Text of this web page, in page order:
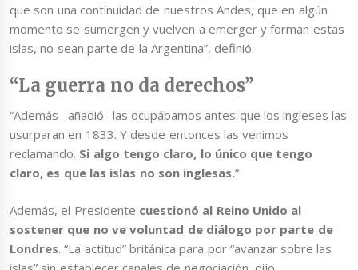
que son una continuidad de nuestros Andes, que en algún
momento se sumergen y vuelven a emerger y forman estas
islas, no sean parte de la Argentina”, definió.
“La guerra no da derechos”
“Además –añadió- las ocupábamos antes que los ingleses las
usurparan en 1833. Y desde entonces las venimos
reclamando. Si algo tengo claro, lo único que tengo
claro, es que las islas no son inglesas.“
Además, el Presidente cuestionó al Reino Unido al
sostener que no ve voluntad de diálogo por parte de
Londres. “La actitud” británica para por “avanzar sobre las